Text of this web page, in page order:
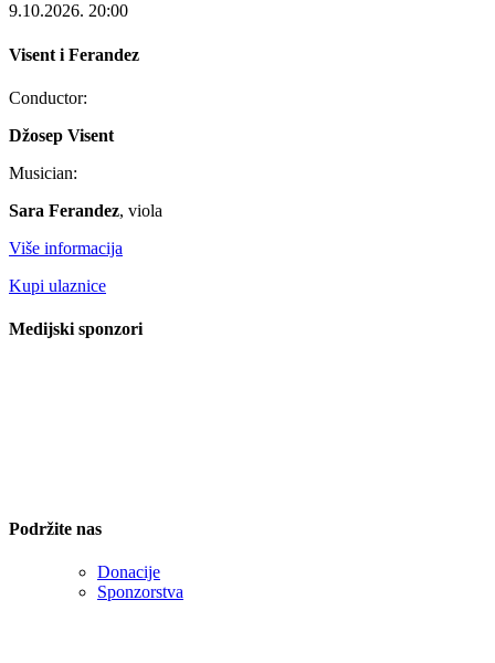
9.10.2026. 20:00
Visent i Ferandez
Conductor:
Džosep Visent
Musician:
Sara Ferandez, viola
Više informacija
Kupi ulaznice
Medijski sponzori
Podržite nas
Donacije
Sponzorstva